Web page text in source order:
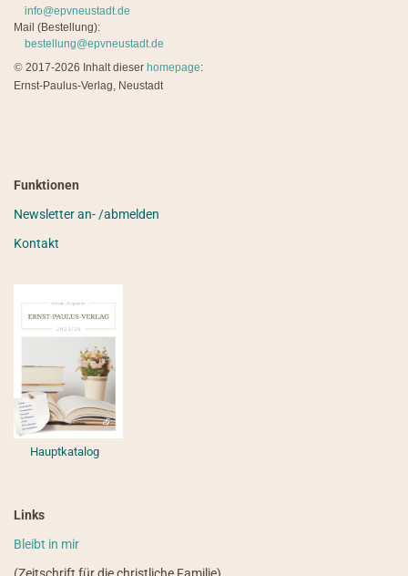
info@epvneustadt.de
Mail (Bestellung):
bestellung@epvneustadt.de
© 2017-2026 Inhalt dieser homepage:
Ernst-Paulus-Verlag, Neustadt
Funktionen
Newsletter an- /abmelden
Kontakt
Hauptkatalog
Links
Bleibt in mir